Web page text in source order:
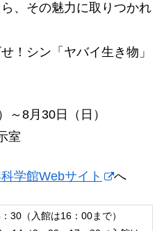
、その魅力に取りつかれ
！シン「ヤバイ生き物」
～8月30日（日）
室
学館Webサイト へ
30（入館は16：00まで）